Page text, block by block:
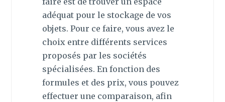
adéquat pour le stockage de vos
objets. Pour ce faire, vous avez le
choix entre différents services
proposés par les sociétés
spécialisées. En fonction des
formules et des prix, vous pouvez
effectuer une comparaison, afin